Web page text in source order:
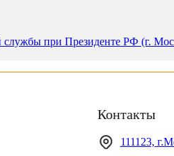
службы при Президенте РФ (г.
Контакты
111123,